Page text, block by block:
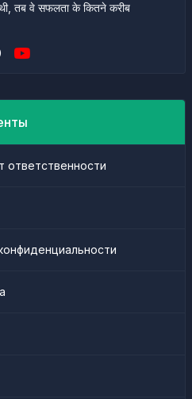
थी, तब वे सफलता के कितने करीब
ответственности